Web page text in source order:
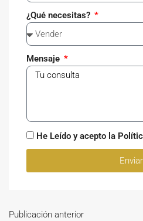
¿Qué necesitas?
Mensaje
He Leído y acepto la
Enviar
Publicación anterior